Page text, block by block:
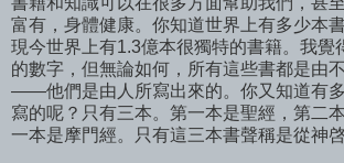
富有，身體健康。你知道世界上有多少本
現今世界上有1.3億本很獨特的書籍。我覺
的數字，但無論如何，所有這些書都是由
——他們是由人所寫出來的。你又知道有
寫的呢？只有三本。第一本是聖經，第二
一本是摩門經。只有這三本書聲稱是從神啓